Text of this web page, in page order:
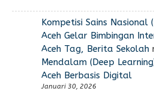
Kompetisi Sains Nasional
Aceh Gelar Bimbingan
Aceh Tag, Berita Sekolah
Mendalam (Deep
Aceh Berbasis Digital
Januari 30, 2026